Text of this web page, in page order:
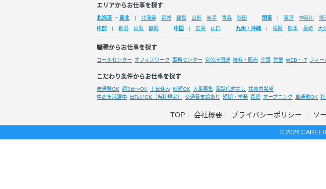
エリアからお仕事を探す
北海道 ・ 東北 北海道 宮城 福島 山形 岩手 青森 秋田 関東 東京 神奈川 埼
中部
新潟 山梨 静岡 中国 広島 山口 九州・沖縄 福岡 熊本 長崎 大
職種からお仕事を探す
コールセンター オフィスワーク 事務センター 官公庁関連 接客・販売 介護 営業 WEB・IT フィー
こだわり条件からお仕事を探す
未経験OK 週3日～OK 土日休み 時短OK 大量募集 電話応対なし 扶養内希望
中高年活躍中
日払いOK（当社規定） 交通費支給あり 短期・単発 長期 オープニング 車通勤OK
TOP 会社概要 プライバシーポリシー ソ
© 2026